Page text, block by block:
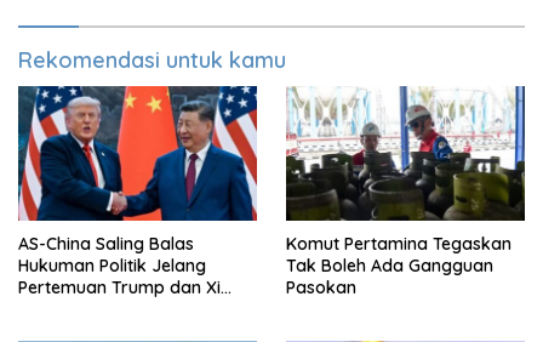
Rekomendasi untuk kamu
AS-China Saling Balas
Hukuman Politik Jelang
Pertemuan Trump dan Xi
Komut Pertamina Tegaskan
Tak Boleh Ada Gangguan
Pasokan